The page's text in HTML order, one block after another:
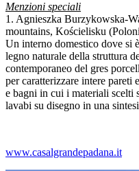
Menzioni speciali
1. Agnieszka Burzykowska-
mountains, Kościelisku
Un interno domestico dove si
legno naturale della struttura
contemporaneo del gres
per caratterizzare intere pareti
e bagni in cui i materiali scelti
lavabi su disegno in una
www.casalgrandepadana.it